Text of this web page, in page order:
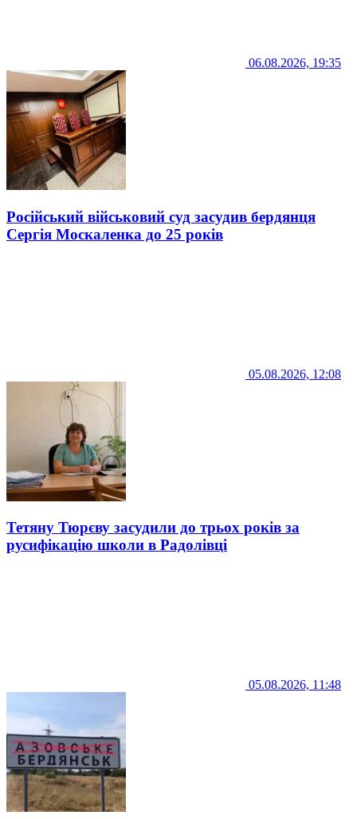
06.08.2026, 19:35
Російський військовий суд засудив бердянця
Сергія Москаленка до 25 років
05.08.2026, 12:08
Тетяну Тюрєву засудили до трьох років за
русифікацію школи в Радолівці
05.08.2026, 11:48